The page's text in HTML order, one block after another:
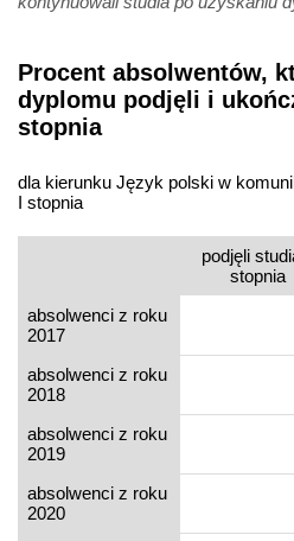
Procent absolwentów,
dyplomu podjęli i
stopnia
dla kierunku Język polski w
I stopnia
podjęli
stopnia
absolwenci z roku
2017
absolwenci z roku
2018
absolwenci z roku
2019
absolwenci z roku
2020